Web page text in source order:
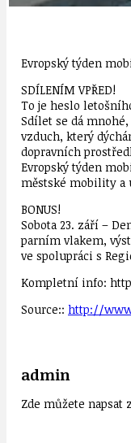
Evropský týden
SDÍLENÍM VPŘED!
To je heslo
Sdílet se dá
vzduch, který
dopravních
Evropský týden
městské mobility a
BONUS!
Sobota 23. září –
parním vlakem,
ve spolupráci s
Kompletní info:
Source:: http://
admin
Zde můžete napsat